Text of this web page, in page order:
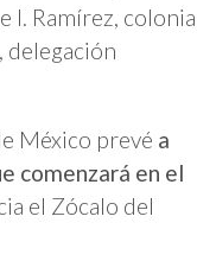
I. Ramírez, colonia
delegación
México prevé a
comenzará en el
el Zócalo del